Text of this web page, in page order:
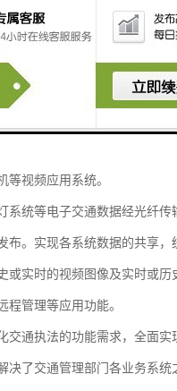
个电子交通指挥系统方案的
枢纽，集成了城市中交通管
系统的需求，对指挥中心系
挥中心管理平台，在指挥中
等视频应用系统。
系统等电子交通数据经光纤
布。实现各系统数据的共享
或实时的视频图像及实时或
程管理等应用功能。
交通执法的功能需求，全面
决了交通管理部门各业务系